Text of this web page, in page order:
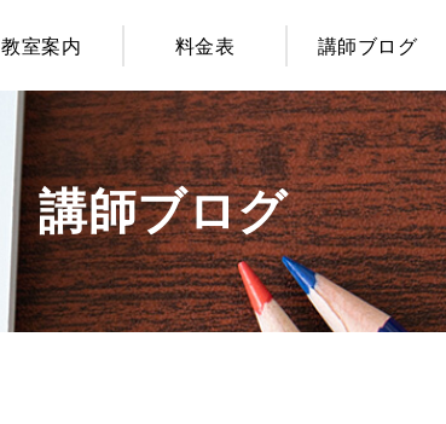
教室案内 料金表 講師ブログ
講師ブログ